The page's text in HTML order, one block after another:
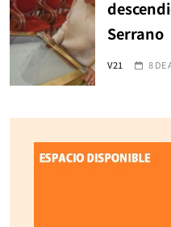
Serrano
V21 8 DE